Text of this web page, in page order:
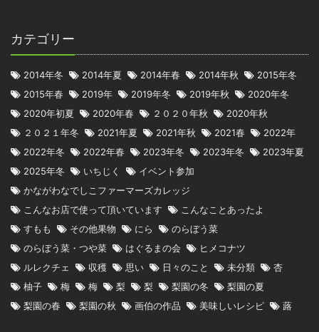
カテゴリー
2014年冬 2014年夏 2014年春 2014年秋
2015年冬
2015年春
2019年 2019年冬 2019年秋
2020年冬
2020年初夏
2020年春 ２０２０年秋
2020年秋
２０２１年冬
2021年夏 2021年秋 2021春
2022年
2022年冬
2022年春 2023年冬 2023年冬
2023年夏
2025年冬
いちじく
イベント参加
かながわなでしこファーマーズカレッジ
こんなお店で使って頂いています
こんなことあったよ
すもも
その他果物 にら
のらぼう菜
のらぼう菜・つや菜
はぐるまの会
ヒメコナツ
ルレクチェ
収穫 思い 日々のこと 未分類
杏
柚子
梅 梅 梨 梨 梨園の冬
梨園の夏
梨園の春
梨園の秋 画伯の作品 美味しいレシピ 蕗